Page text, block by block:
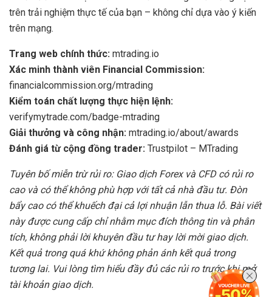
trên trải nghiệm thực tế của bạn – không chỉ dựa vào ý kiến
trên mạng.
Trang web chính thức: mtrading.io
Xác minh thành viên Financial Commission:
financialcommission.org/mtrading
Kiểm toán chất lượng thực hiện lệnh:
verifymytrade.com/badge-mtrading
Giải thưởng và công nhận: mtrading.io/about/awards
Đánh giá từ cộng đồng trader: Trustpilot – MTrading
Tuyên bố miễn trừ rủi ro: Giao dịch Forex và CFD có rủi ro
cao và có thể không phù hợp với tất cả nhà đầu tư. Đòn
bẩy cao có thể khuếch đại cả lợi nhuận lẫn thua lỗ. Bài viết
này được cung cấp chỉ nhằm mục đích thông tin và phân
tích, không phải lời khuyên đầu tư hay lời mời giao dịch.
Kết quả trong quá khứ không phản ánh kết quả trong
tương lai. Vui lòng tìm hiểu đầy đủ các rủi ro trước khi mở
tài khoản giao dịch.